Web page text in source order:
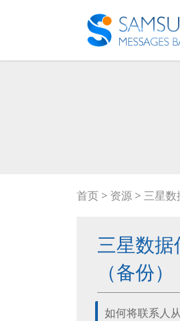
首页 > 资源 > 三星数
三星数据
（备份）
如何将联系人